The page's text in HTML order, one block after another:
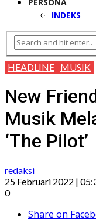
INDEKS
HEADLINE MUSIK
New
Musik
‘The Pilot’
redaksi
25 Februari 2022 |
0
Share on